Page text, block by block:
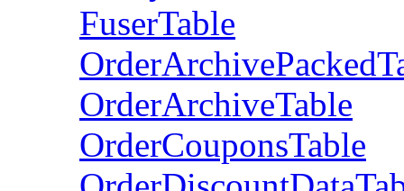
FuserTable
OrderArchiveTable
OrderCouponsTable